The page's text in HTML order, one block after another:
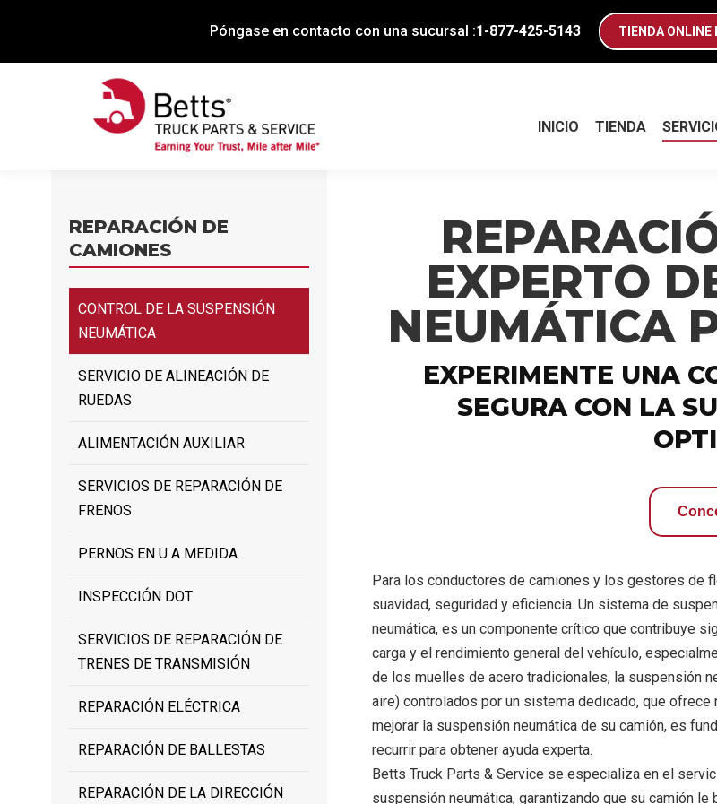
Póngase en contacto con una sucursal :1-877-425-5143 TIENDA ONLINE
INICIO TIENDA
REPARACIÓN DE
CAMIONES
CONTROL DE LA SUSPENSIÓN
NEUMÁTICA
SERVICIO DE ALINEACIÓN DE
RUEDAS
ALIMENTACIÓN AUXILIAR
SERVICIOS DE REPARACIÓN DE
FRENOS
PERNOS EN U A MEDIDA
INSPECCIÓN DOT
SERVICIOS DE REPARACIÓN DE
TRENES DE TRANSMISIÓN
REPARACIÓN ELÉCTRICA
REPARACIÓN DE BALLESTAS
REPARACIÓN DE LA DIRECCIÓN
EXPERTO
NEUMÁTICA
EXPERIMENTE UNA
SEGURA CON LA
Para los conductores de camiones y los gestores de
suavidad, seguridad y eficiencia. Un sistema de
neumática, es un componente crítico que contribuye
carga y el rendimiento general del vehículo,
de los muelles de acero tradicionales, la suspensión
aire) controlados por un sistema dedicado, que
mejorar la suspensión neumática de su camión, es
recurrir para obtener ayuda experta.
Betts Truck Parts & Service se especializa en el
suspensión neumática, garantizando que su camión
INICIO TIENDA